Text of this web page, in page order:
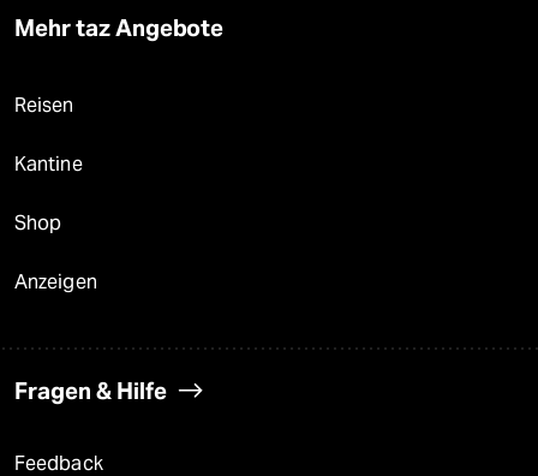
Mehr taz Angebote
Reisen
Kantine
Shop
Anzeigen
Fragen & Hilfe
Feedback